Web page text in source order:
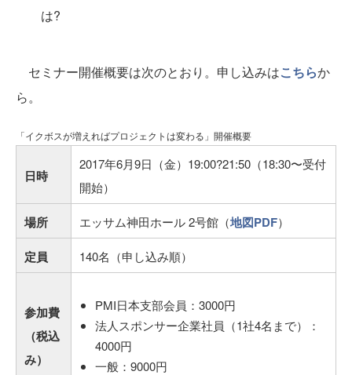
は?
セミナー開催概要は次のとおり。申し込みはこちらか
ら。
「イクボスが増えればプロジェクトは変わる」開催概要
日時
2017年6月9日（金）19:00?21:50（18:30〜受付
開始）
場所 エッサム神田ホール 2号館（地図PDF）
定員 140名（申し込み順）
参加費
（税込
み）
PMI日本支部会員：3000円
法人スポンサー企業社員（1社4名まで）：
4000円
一般：9000円